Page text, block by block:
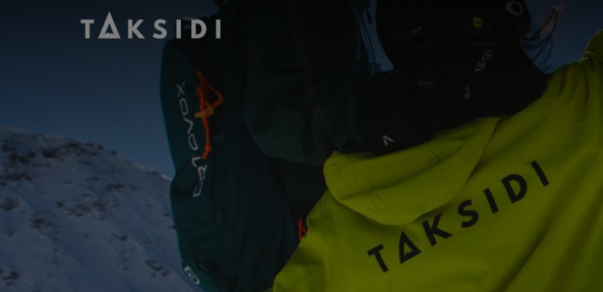
Wyjazd do Włoch na narty i snowboard do Marillevy, styczen 2026 | Taksidi